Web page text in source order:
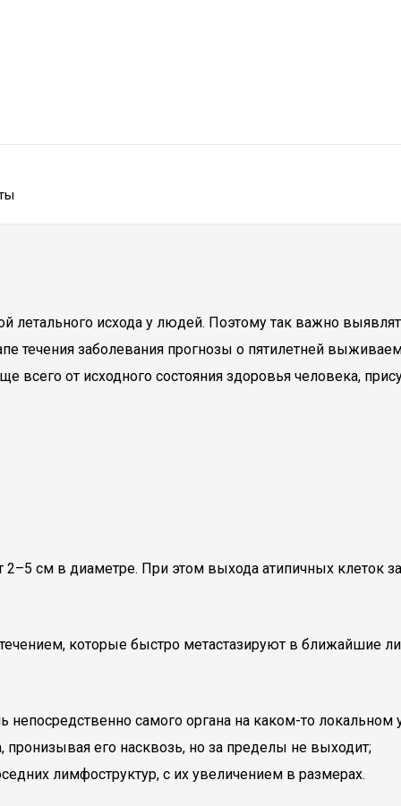
летального исхода у людей. Поэтому так важно
течения заболевания прогнозы о пятилетней
всего от исходного состояния здоровья человека,
см в диаметре. При этом выхода атипичных клеток
которые быстро метастазируют в ближайшие
самого органа на каком-то локальном
пронизывая его насквозь, но за пределы не выходит;
лимфоструктур, с их увеличением в размерах.